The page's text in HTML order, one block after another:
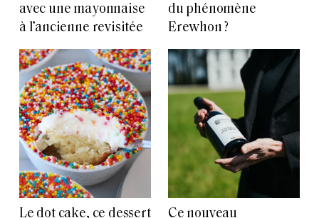
avec une mayonnaise
à l’ancienne revisitée
du phénomène
Erewhon ?
Le dot cake, ce dessert
Ce nouveau